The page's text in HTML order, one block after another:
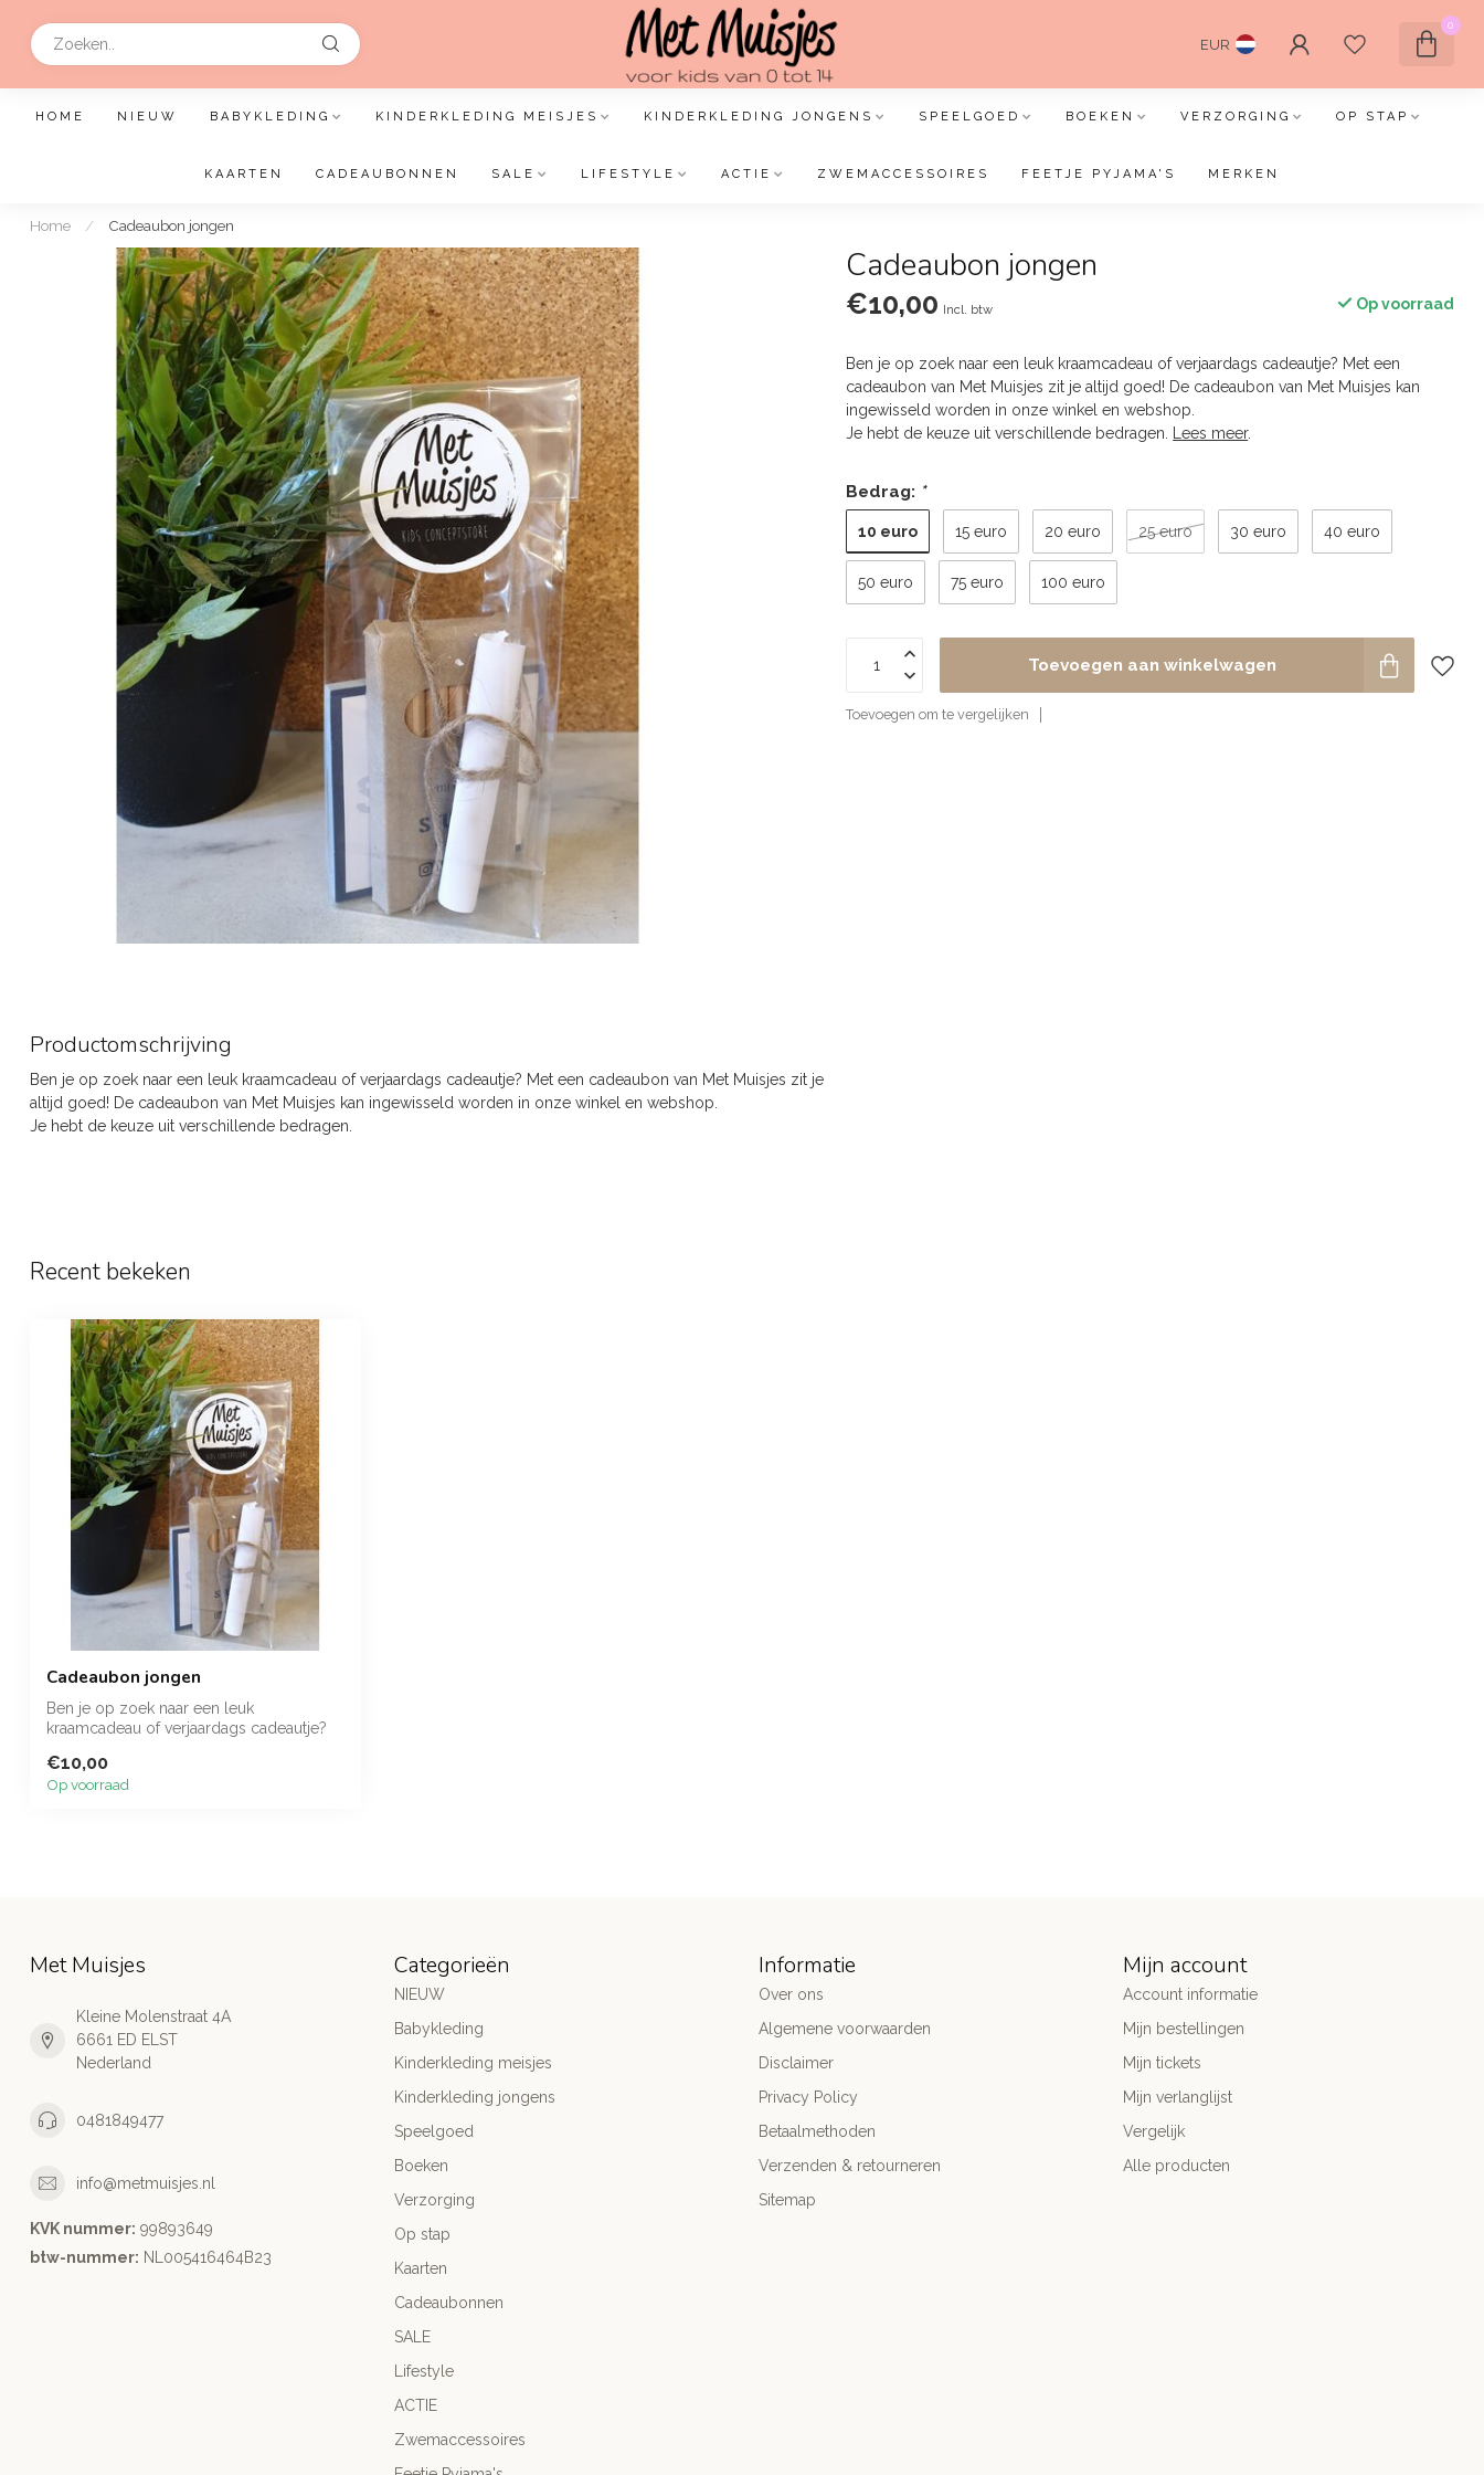
EUR
0
HOME NIEUW BABYKLEDING KINDERKLEDING MEISJES KINDERKLEDING JONGENS SPEELGOED BOEKEN VERZORGING OP STAP
KAARTEN CADEAUBONNEN SALE LIFESTYLE ACTIE ZWEMACCESSOIRES FEETJE PYJAMA'S MERKEN
Home / Cadeaubon jongen
Cadeaubon jongen
€10,00 Incl. btw Op voorraad
Ben je op zoek naar een leuk kraamcadeau of verjaardags cadeautje? Met een
cadeaubon van Met Muisjes zit je altijd goed! De cadeaubon van Met Muisjes kan
ingewisseld worden in onze winkel en webshop.
Je hebt de keuze uit verschillende bedragen.
Lees meer.
Bedrag: *
10 euro 15 euro 20 euro 25 euro 30 euro 40 euro
50 euro 75 euro 100 euro
Toevoegen aan winkelwagen
Toevoegen om te vergelijken
Productomschrijving
Ben je op zoek naar een leuk kraamcadeau of verjaardags cadeautje? Met een cadeaubon van Met Muisjes zit je
altijd goed! De cadeaubon van Met Muisjes kan ingewisseld worden in onze winkel en webshop.
Je hebt de keuze uit verschillende bedragen.
Recent bekeken
Cadeaubon jongen
Ben je op zoek naar een leuk
kraamcadeau of verjaardags cadeautje?
€10,00
Op voorraad
Met Muisjes
Kleine Molenstraat 4A
6661 ED ELST
Nederland
0481849477
info@metmuisjes.nl
KVK nummer: 99893649
btw-nummer: NL005416464B23
Categorieën
NIEUW
Babykleding
Kinderkleding meisjes
Kinderkleding jongens
Speelgoed
Boeken
Verzorging
Op stap
Kaarten
Cadeaubonnen
SALE
Lifestyle
ACTIE
Zwemaccessoires
Informatie
Over ons
Algemene voorwaarden
Disclaimer
Privacy Policy
Betaalmethoden
Verzenden & retourneren
Sitemap
Mijn account
Account informatie
Mijn bestellingen
Mijn tickets
Mijn verlanglijst
Vergelijk
Alle producten